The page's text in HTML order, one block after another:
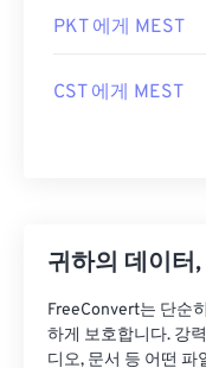
PKT 에게 MEST
CST 에게 MEST
귀하의 데이터
FreeConvert는 단순
하게 보호합니다. 강
디오, 문서 등 어떤 파